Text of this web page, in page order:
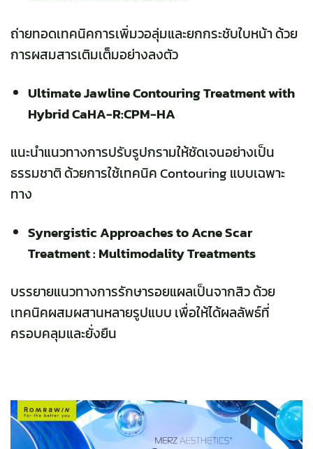
ถ่ายทอดเทคนิคการเพิ่มวอลุ่มและยกกระชับใบหน้า ด้วย
การผสมสารเติมเต็มอย่างลงตัว
Ultimate Jawline Contouring Treatment with
Hybrid CaHA-R:CPM-HA
แนะนำแนวทางการปรับรูปกรามให้ชัดเจนอย่างเป็น
ธรรมชาติ ด้วยการใช้เทคนิค Contouring แบบเฉพาะ
ทาง
Synergistic Approaches to Acne Scar
Treatment : Multimodality Treatments
บรรยายแนวทางการรักษารอยแผลเป็นจากสิว ด้วย
เทคนิคผสมผสานหลายรูปแบบ เพื่อให้ได้ผลลัพธ์ที่
ครอบคลุมและยั่งยืน